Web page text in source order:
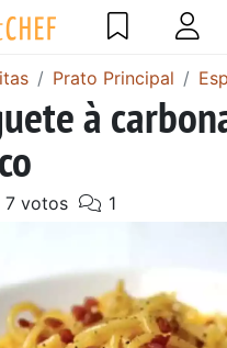
Prato Principal
à